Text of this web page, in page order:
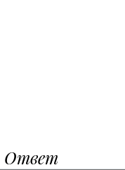
Ответ